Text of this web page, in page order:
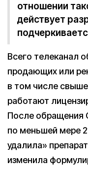
отношении
действует
Всего телеканал
продающих или
в том числе
работают
После обращения
по меньшей мере
удалила»
изменила